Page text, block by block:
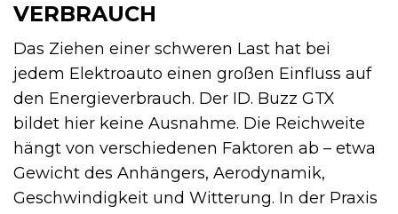
VERBRAUCH
Das Ziehen einer schweren Last hat bei
jedem Elektroauto einen großen Einfluss auf
den Energieverbrauch. Der ID. Buzz GTX
bildet hier keine Ausnahme. Die Reichweite
hängt von verschiedenen Faktoren ab – etwa
Gewicht des Anhängers, Aerodynamik,
Geschwindigkeit und Witterung. In der Praxis